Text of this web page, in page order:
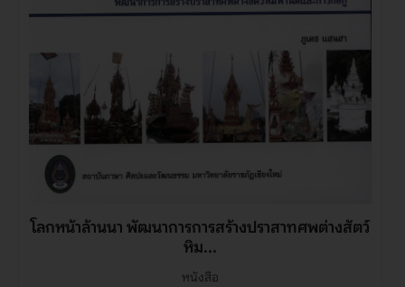
โลกหน้าล้านนา พัฒนาการการสร้างปราสาทศพต่างสัตว์
หิม...
หนังสือ